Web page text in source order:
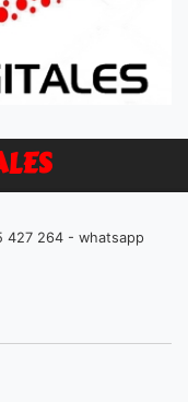
427 264 - whatsapp